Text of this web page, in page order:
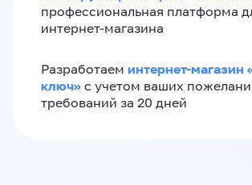
профессиональная платформа
интернет-магазина
Разработаем интернет-магазин
ключ»‎ с учетом ваших
требований за 20 дней